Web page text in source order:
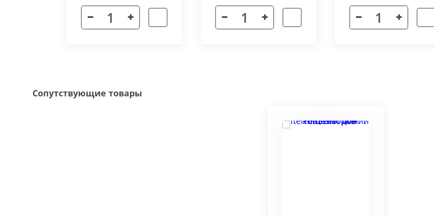
Декоративная рамка выполнена из алюминия. Придает прибору завершенности и помогает
напольного покрытия и короба конвектора, а также увеличивает жесткость короба.
соединения 70 градусов.
большей длины, конвектор собирается из отдельных сегментов.
Сопутствующие товары